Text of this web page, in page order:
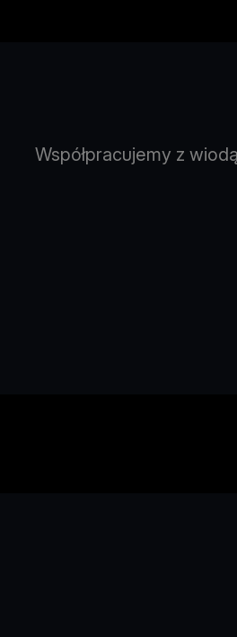
Współpracujemy z